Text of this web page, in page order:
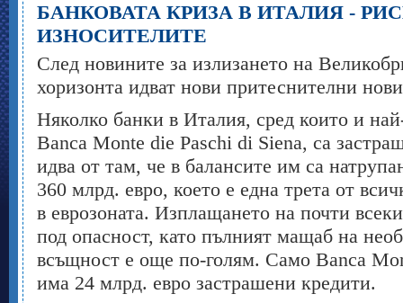
БАНКОВАТА КРИЗА В ИТАЛИЯ -
ИЗНОСИТЕЛИТЕ
След новините за излизането на
хоризонта идват нови притеснителни
Няколко банки в Италия, сред които и
Banca Monte die Paschi di Siena, са
идва от там, че в балансите им са
360 млрд. евро, което е една трета от
в еврозоната. Изплащането на почти
под опасност, като пълният мащаб на
всъщност е още по-голям. Само Banca
има 24 млрд. евро застрашени кредити.